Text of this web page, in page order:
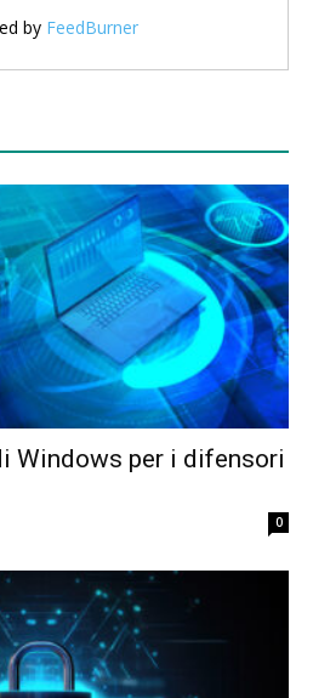
by FeedBurner
Windows per i difensori
0